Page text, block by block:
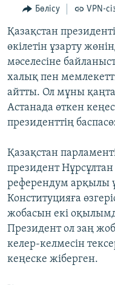
Search
ӘЛЕУМЕТ
ӘЛЕМ
АРНАЙЫ ЖОБАЛАР
Русский
ЖАЗЫЛЫҢЫЗ
Басқа тілдерде
Бөлісу VPN-
Қазақстан
өкілетін ұзарту
мәселесіне
халық пен
айтты. Ол мұны
Астанада өткен
президенттің
Қазақстан
президент
референдум арқылы
Конституцияға
жобасын екі
Президент ол заң
келер-келмесін
кеңеске жіберген.